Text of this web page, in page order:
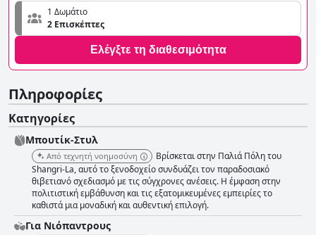
1 Δωμάτιο
2 Επισκέπτες
Ελέγξτε τη διαθεσιμότητα
Πληροφορίες
Κατηγορίες
Μπουτίκ-Στυλ
Από τεχνητή νοημοσύνη
Βρίσκεται στην Παλιά Πόλη του
Shangri-La, αυτό το ξενοδοχείο συνδυάζει τον παραδοσιακό
θιβετιανό σχεδιασμό με τις σύγχρονες ανέσεις. Η έμφαση στην
πολιτιστική εμβάθυνση και τις εξατομικευμένες εμπειρίες το
καθιστά μια μοναδική και αυθεντική επιλογή.
Για Νιόπαντρους